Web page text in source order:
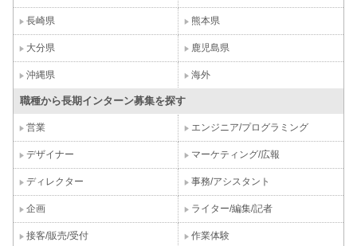
長崎県 熊本県
大分県 鹿児島県
沖縄県 海外
職種から長期インターン募集を探す
営業 エンジニア/プログラミング
デザイナー マーケティング/広報
ディレクター 事務/アシスタント
企画 ライター/編集/記者
接客/販売/受付 作業体験